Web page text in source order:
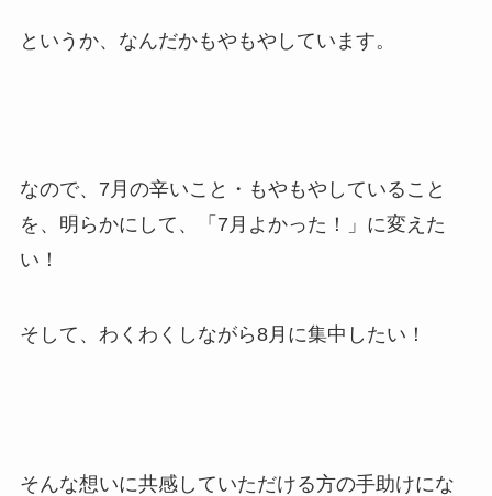
というか、なんだかもやもやしています。
なので、7月の辛いこと・もやもやしていること
を、明らかにして、「7月よかった！」に変えた
い！
そして、わくわくしながら8月に集中したい！
そんな想いに共感していただける方の手助けにな